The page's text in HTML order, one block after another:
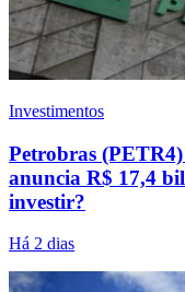
Investimentos
Petrobras
anuncia R$ 17,4
investir?
Há 2 dias